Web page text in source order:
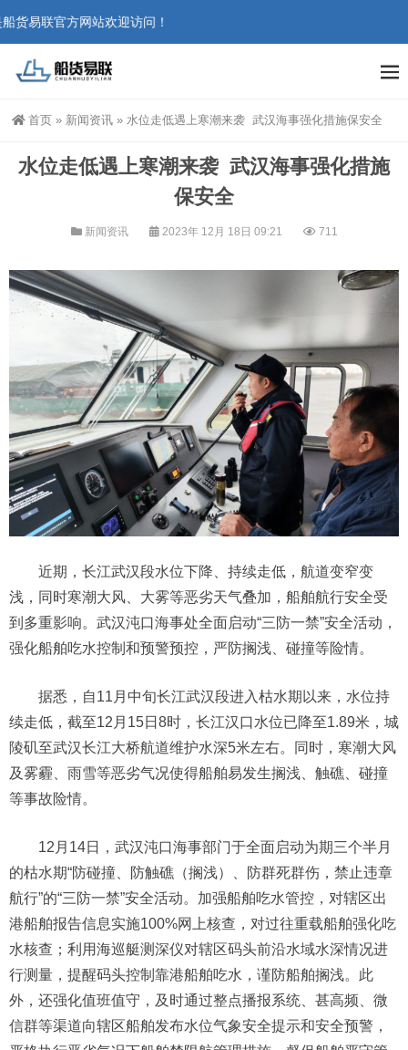
货易联官方网站欢迎访问！
首页 » 新闻资讯 » 水位走低遇上寒潮来袭 武汉海事强化措施保安全
水位走低遇上寒潮来袭 武汉海事强化措施
保安全
新闻资讯 2023年 12月 18日 09:21 711
近期，长江武汉段水位下降、持续走低，航道变窄变
浅，同时寒潮大风、大雾等恶劣天气叠加，船舶航行安全受
到多重影响。武汉沌口海事处全面启动“三防一禁”安全活动，
强化船舶吃水控制和预警预控，严防搁浅、碰撞等险情。
据悉，自11月中旬长江武汉段进入枯水期以来，水位持
续走低，截至12月15日8时，长江汉口水位已降至1.89米，城
陵矶至武汉长江大桥航道维护水深5米左右。同时，寒潮大风
及雾霾、雨雪等恶劣气况使得船舶易发生搁浅、触礁、碰撞
等事故险情。
12月14日，武汉沌口海事部门于全面启动为期三个半月
的枯水期“防碰撞、防触礁（搁浅）、防群死群伤，禁止违章
航行”的“三防一禁”安全活动。加强船舶吃水管控，对辖区出
港船舶报告信息实施100%网上核查，对过往重载船舶强化吃
水核查；利用海巡艇测深仪对辖区码头前沿水域水深情况进
行测量，提醒码头控制靠港船舶吃水，谨防船舶搁浅。此
外，还强化值班值守，及时通过整点播报系统、甚高频、微
信群等渠道向辖区船舶发布水位气象安全提示和安全预警，